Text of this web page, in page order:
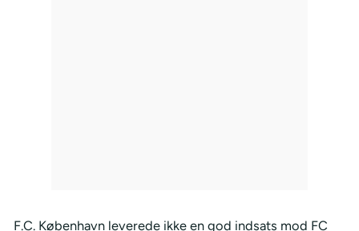
F.C. København leverede ikke en god indsats mod FC